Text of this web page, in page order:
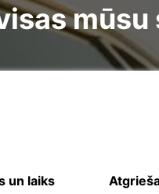
mūsu
un laiks